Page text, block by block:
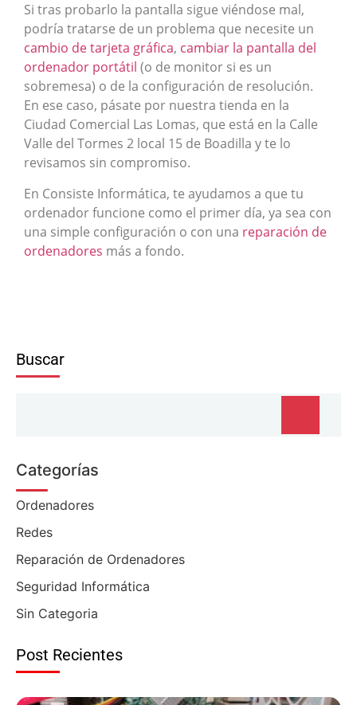
Si tras probarlo la pantalla sigue viéndose mal,
podría tratarse de un problema que necesite un
cambio de tarjeta gráfica, cambiar la pantalla del
ordenador portátil (o de monitor si es un
sobremesa) o de la configuración de resolución.
En ese caso, pásate por nuestra tienda en la
Ciudad Comercial Las Lomas, que está en la Calle
Valle del Tormes 2 local 15 de Boadilla y te lo
revisamos sin compromiso.
En Consiste Informática, te ayudamos a que tu
ordenador funcione como el primer día, ya sea con
una simple configuración o con una reparación de
ordenadores más a fondo.
Buscar
Categorías
Ordenadores
Redes
Reparación de Ordenadores
Seguridad Informática
Sin Categoria
Post Recientes